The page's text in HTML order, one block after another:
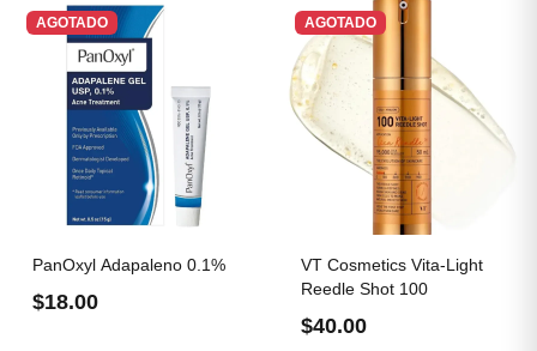
AGOTADO
PanOxyl Adapaleno 0.1%
$18.00
AGOTADO
VT Cosmetics Vita-Light
Reedle Shot 100
$40.00